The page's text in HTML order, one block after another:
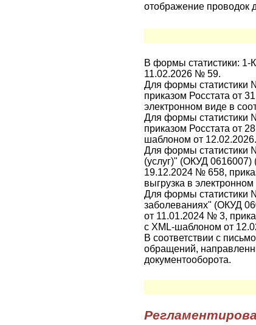
отображение проводок
В формы статистики: 1-
11.02.2026 № 59.
Для формы статистики
приказом Росстата от
электронном виде в
Для формы статистики
приказом Росстата от
шаблоном от 12.02.2026.
Для формы статистики
(услуг)" (ОКУД 0616007)
19.12.2024 № 658,
выгрузка в
Для формы статистики
заболеваниях" (ОКУД
от 11.01.2024 № 3,
с XML-шаблоном от
В соответствии с
обращений,
документооборота.